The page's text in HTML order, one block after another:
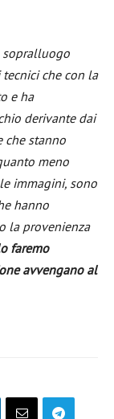
che con la
e ha
derivante dai
che stanno
meno
immagini, sono
hanno
la provenienza
faremo
avvengano al